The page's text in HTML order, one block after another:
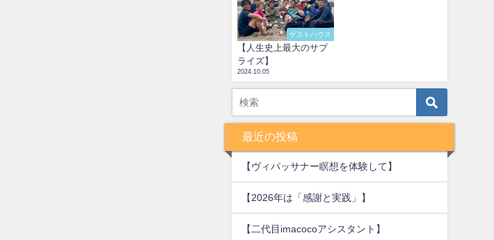
ゲストハウス
【人生史上最大のサプ
ライズ】
2024.10.05
最近の投稿
【ヴィパッサナー瞑想を体験して】
【2026年は「感謝と実践」】
【二代目imacocoアシスタント】